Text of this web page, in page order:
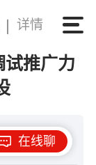
详情
试推广力
在线聊